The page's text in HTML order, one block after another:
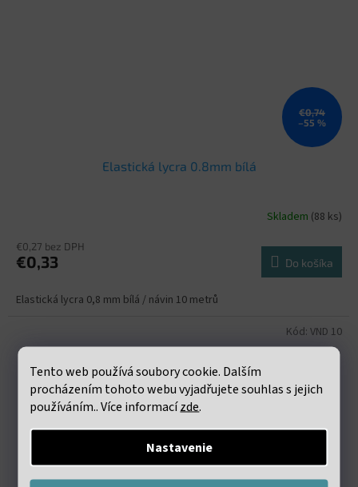
Tento web používá soubory cookie. Dalším
procházením tohoto webu vyjadřujete souhlas s jejich
používáním.. Více informacízde.
Nastavenie
€0,74
–55 %
Elastická lycra 0.8mm bílá
Skladem (88 ks)
€0,27 bez DPH
€0,33 Do košíka
Elastická lycra 0,8 mm bílá / návin 10 metrů
Kód: VND 10